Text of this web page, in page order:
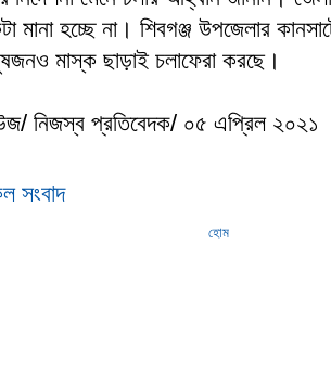
মানা হচ্ছে না। শিবগঞ্জ উপজেলার
মাস্ক ছাড়াই চলাফেরা করছে।
নিজস্ব প্রতিবেদক/ ০৫ এপ্রিল ২০২১
সংবাদ
হোম